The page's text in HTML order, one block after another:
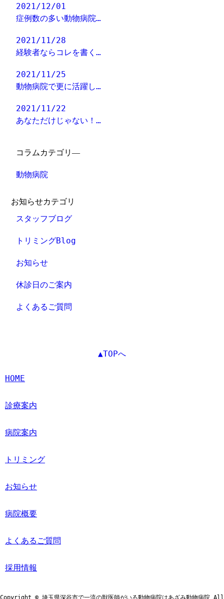
2021/12/01
症例数の多い動物病院…
2021/11/28
経験者ならコレを書く…
2021/11/25
動物病院で更に活躍し…
2021/11/22
あなただけじゃない！…
コラムカテゴリ―
動物病院
お知らせカテゴリ
スタッフブログ
トリミングBlog
お知らせ
休診日のご案内
よくあるご質問
▲TOPへ
HOME
診療案内
病院案内
トリミング
お知らせ
病院概要
よくあるご質問
採用情報
Copyright © 埼玉県深谷市で一流の獣医師がいる動物病院はあざみ動物病院 All